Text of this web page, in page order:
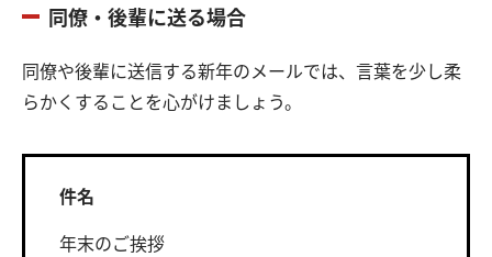
同僚・後輩に送る場合
同僚や後輩に送信する新年のメールでは、言葉を少し柔
らかくすることを心がけましょう。
件名
年末のご挨拶